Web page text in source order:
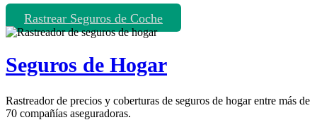
Rastrear Seguros de Coche
Seguros de Hogar
Rastreador de precios y coberturas de seguros de hogar entre más de
70 compañías aseguradoras.